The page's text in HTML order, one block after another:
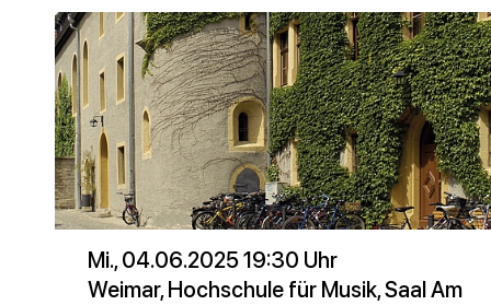
Mi., 04.06.2025 19:30 Uhr
Weimar, Hochschule für Musik, Saal Am